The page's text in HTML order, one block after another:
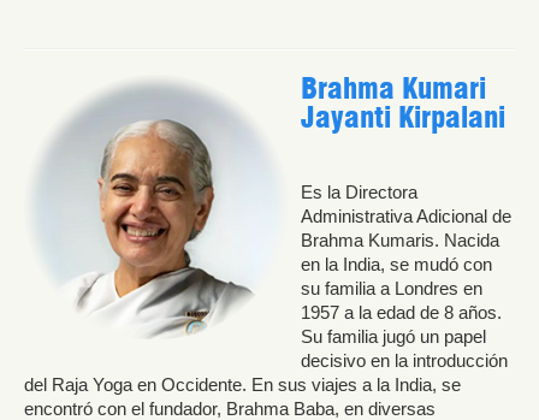
Brahma Kumari
Jayanti Kirpalani
Es la Directora
Administrativa Adicional de
Brahma Kumaris. Nacida
en la India, se mudó con
su familia a Londres en
1957 a la edad de 8 años.
Su familia jugó un papel
decisivo en la introducción
del Raja Yoga en Occidente. En sus viajes a la India, se
encontró con el fundador, Brahma Baba, en diversas